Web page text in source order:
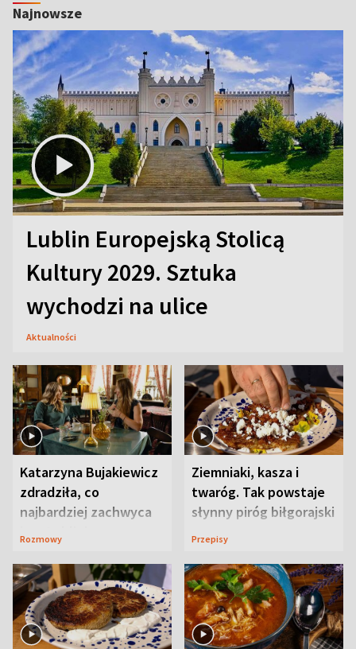
Najnowsze
Lublin Europejską Stolicą
Kultury 2029. Sztuka
wychodzi na ulice
Aktualności
Katarzyna Bujakiewicz
zdradziła, co
najbardziej zachwyca
ją w Lublinie
Rozmowy
Ziemniaki, kasza i
twaróg. Tak powstaje
słynny piróg biłgorajski
Przepisy